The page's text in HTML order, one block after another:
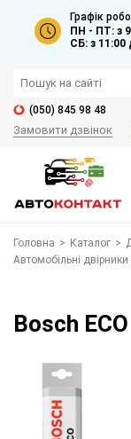
Графік
ПН - ПТ: з
СБ: з 11:00
(050) 845 98 48
Замовити дзвінок
Головна > Каталог >
Автомобільні
Bosch